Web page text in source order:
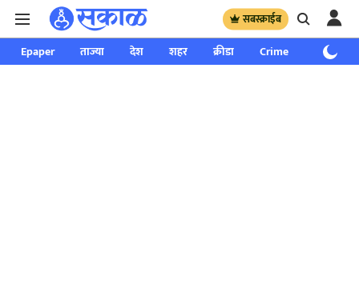
सबस्क्राईब
Epaper ताज्या देश शहर क्रीडा Crime साप्ताहिक